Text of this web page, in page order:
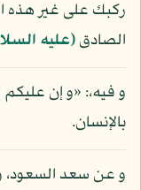
ركبك على غير هذه
الصادق(عليه
و فيه،: «و إن
بالإنسان.
و عن سعد السعود، و